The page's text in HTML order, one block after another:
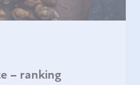
– ranking